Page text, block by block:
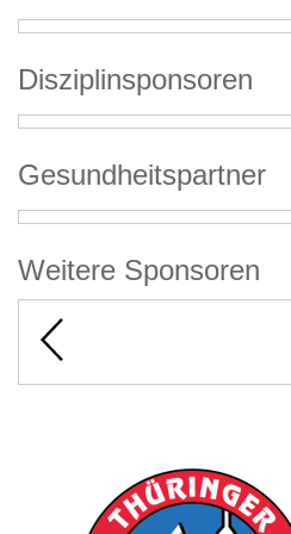
Disziplinsponsoren
Gesundheitspartner
Weitere Sponsoren